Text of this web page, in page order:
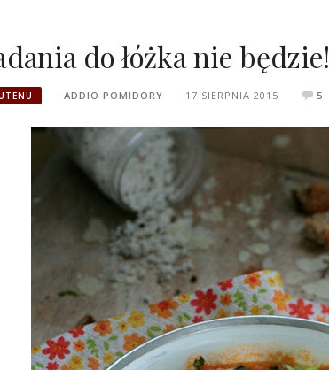
do łóżka nie będzie!
ADDIO POMIDORY 17 SIERPNIA 2015 5